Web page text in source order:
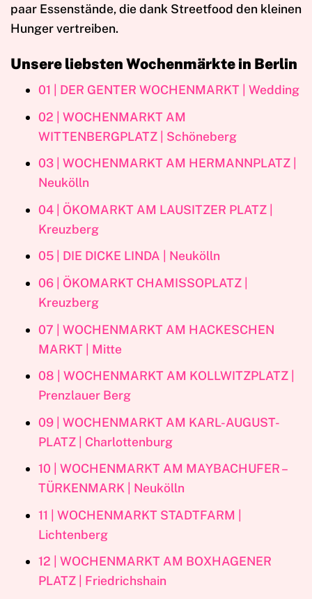
paar Essenstände, die dank Streetfood den kleinen
Hunger vertreiben.
Unsere liebsten Wochenmärkte in Berlin
01 | DER GENTER WOCHENMARKT | Wedding
02 | WOCHENMARKT AM
WITTENBERGPLATZ | Schöneberg
03 | WOCHENMARKT AM HERMANNPLATZ |
Neukölln
04 | ÖKOMARKT AM LAUSITZER PLATZ |
Kreuzberg
05 | DIE DICKE LINDA | Neukölln
06 | ÖKOMARKT CHAMISSOPLATZ |
Kreuzberg
07 | WOCHENMARKT AM HACKESCHEN
MARKT | Mitte
08 | WOCHENMARKT AM KOLLWITZPLATZ |
Prenzlauer Berg
09 | WOCHENMARKT AM KARL-AUGUST-
PLATZ | Charlottenburg
10 | WOCHENMARKT AM MAYBACHUFER –
TÜRKENMARK | Neukölln
11 | WOCHENMARKT STADTFARM |
Lichtenberg
12 | WOCHENMARKT AM BOXHAGENER
PLATZ | Friedrichshain